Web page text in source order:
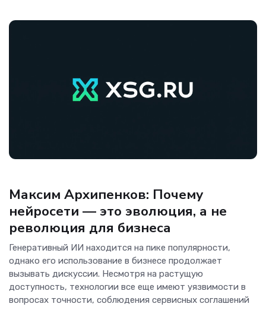
Максим Архипенков: Почему
нейросети — это эволюция, а не
революция для бизнеса
Генеративный ИИ находится на пике популярности,
однако его использование в бизнесе продолжает
вызывать дискуссии. Несмотря на растущую
доступность, технологии все еще имеют уязвимости в
вопросах точности, соблюдения сервисных соглашений